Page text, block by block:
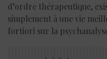
d’ordre thérapeutique,
simplement à une vie
fortiori sur la